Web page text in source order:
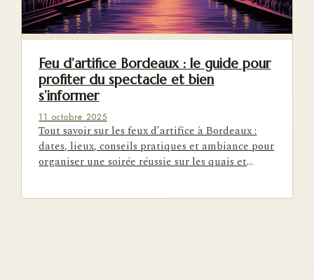
Feu d’artifice Bordeaux : le guide pour
profiter du spectacle et bien
s’informer
11 octobre 2025
Tout savoir sur les feux d’artifice à Bordeaux :
dates, lieux, conseils pratiques et ambiance pour
organiser une soirée réussie sur les quais et